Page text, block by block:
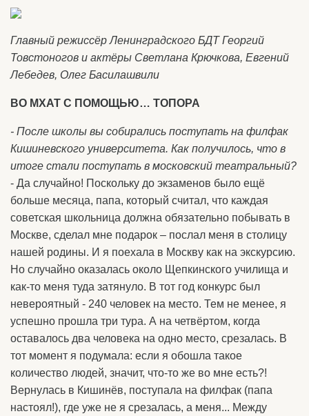
Главный режиссёр Ленинградского БДТ Георгий
Товстоногов и актёры Светлана Крючкова, Евгений
Лебедев, Олег Басилашвили
ВО МХАТ С ПОМОЩЬЮ… ТОПОРА
- После школы вы собирались поступать на филфак
Кишиневского университета. Как получилось, что в
итоге стали поступать в московский театральный?
- Да случайно! Поскольку до экзаменов было ещё
больше месяца, папа, который считал, что каждая
советская школьница должна обязательно побывать в
Москве, сделал мне подарок – послал меня в столицу
нашей родины. И я поехала в Москву как на экскурсию.
Но случайно оказалась около Щепкинского училища и
как-то меня туда затянуло. В тот год конкурс был
невероятный - 240 человек на место. Тем не менее, я
успешно прошла три тура. А на четвёртом, когда
оставалось два человека на одно место, срезалась. В
тот момент я подумала: если я обошла такое
количество людей, значит, что-то же во мне есть?!
Вернулась в Кишинёв, поступала на филфак (папа
настоял!), где уже не я срезалась, а меня... Между